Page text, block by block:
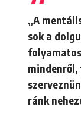
„A
sok a
mindenről,
ránk